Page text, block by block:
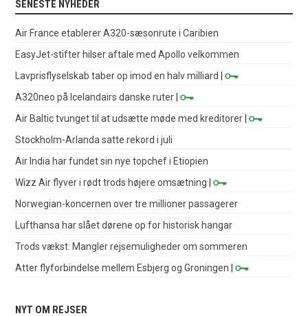
SENESTE NYHEDER
Air France etablerer A320-sæsonrute i Caribien
EasyJet-stifter hilser aftale med Apollo velkommen
Lavprisflyselskab taber op imod en halv milliard
|
A320neo på Icelandairs danske ruter |
Air Baltic tvunget til at udsætte møde med kreditorer |
Stockholm-Arlanda satte rekord i juli
Air India har fundet sin nye topchef i Etiopien
Wizz Air flyver i rødt trods højere omsætning |
Norwegian-koncernen over tre millioner passagerer
Lufthansa har slået dørene op for historisk hangar
Trods vækst: Mangler rejsemuligheder om sommeren
Atter flyforbindelse mellem Esbjerg og Groningen |
NYT OM REJSER